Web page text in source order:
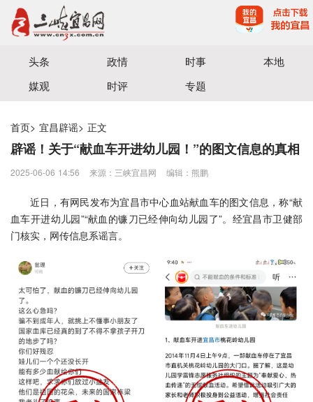
宜昌三峡融媒体中心主办
头条 政情 时事
本地
媒观
时评 专题
首页> 宜昌辟谣> 正文
辟谣！关于“献血车开进幼儿园！”的图文信息的真相
2025-06-06 14:56 来源：三峡宜昌网 编辑：熊鹏
近日，有网民发布为宜昌市中心血站献血车的图文信息，称“献
血车开进幼儿园”“献血的镰刀已经伸向幼儿园了”。经宜昌市卫健部
门核实，网传信息系谣言。